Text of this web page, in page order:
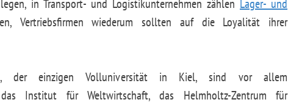
legen, in Transport- und Logistikunternehmen zählen Lager- und
Vertriebsfirmen wiederum sollten auf die Loyalität ihrer
der einzigen Volluniversität in Kiel, sind vor allem
das Institut für Weltwirtschaft, das Helmholtz-Zentrum für